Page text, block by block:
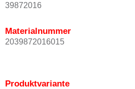
39872016
Materialnummer
2039872016015
Produktvariante